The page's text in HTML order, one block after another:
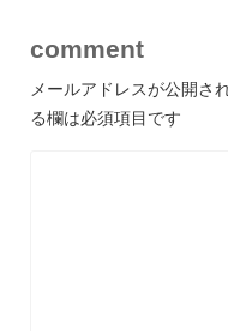
comment
メールアドレスが公開さ
る欄は必須項目です